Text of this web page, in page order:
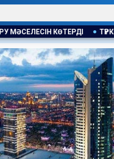
ТҮРКИЯ ӨЗ КЕМЕЛЕРІНЕ